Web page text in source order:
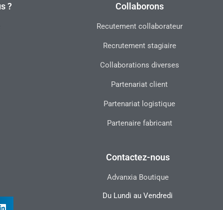
? Collaborons
Recutement collaborateur
Recrutement stagiaire
Collaborations diverses
Partenariat client
Partenariat logistique
Partenaire fabricant
Contactez-nous
Advanxia Boutique
Du Lundi au Vendredi